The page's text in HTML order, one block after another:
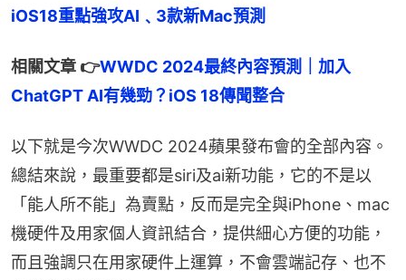
iOS18重點強攻AI﹑3款新Mac預測
相關文章 👉WWDC 2024最終內容預測｜加入
ChatGPT AI有幾勁？iOS 18傳聞整合
以下就是今次WWDC 2024蘋果發布會的全部內容。
總結來說，最重要都是siri及ai新功能，它的不是以
「能人所不能」為賣點，反而是完全與iPhone、mac
機硬件及用家個人資訊結合，提供細心方便的功能，
而且強調只在用家硬件上運算，不會雲端記存、也不